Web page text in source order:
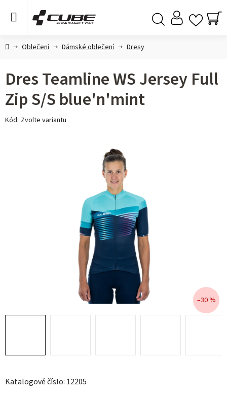
DomůOblečení Dámské oblečení Dresy
Katalogové číslo: 12205
Dres Teamline WS Jersey Full
Zip S/S blue'n'mint
Kód: Zvolte variantu
–30 %